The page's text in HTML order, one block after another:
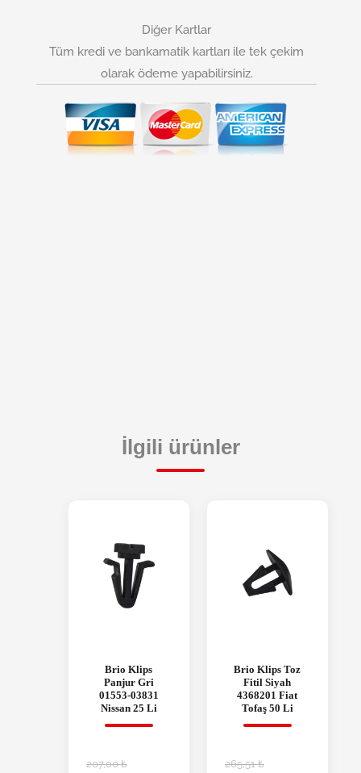
Diğer Kartlar
Tüm kredi ve bankamatik kartları ile tek çekim
olarak ödeme yapabilirsiniz.
İlgili ürünler
Brio Klips
Panjur Gri
01553-03831
Nissan 25 Li
207,00₺
Brio Klips Toz
Fitil Siyah
4368201 Fiat
Tofaş 50 Li
265,51₺